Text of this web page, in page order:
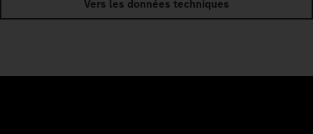
Vers les données techniques